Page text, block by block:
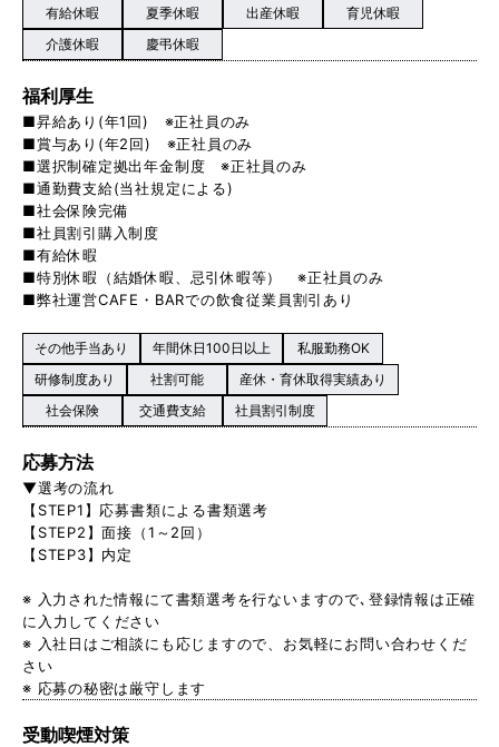
有給休暇 夏季休暇 出産休暇
育児休暇
介護休暇
慶弔休暇
福利厚生
■昇給あり(年1回) ※正社員のみ
■賞与あり(年2回) ※正社員のみ
■選択制確定拠出年金制度 ※正社員のみ
■通勤費支給(当社規定による)
■社会保険完備
■社員割引購入制度
■有給休暇
■特別休暇（結婚休暇、忌引休暇等） ※正社員のみ
■弊社運営CAFE・BARでの飲食従業員割引あり
その他手当あり 年間休日100日以上
私服勤務OK
研修制度あり
社割可能
産休・育休取得実績あり
社会保険
交通費支給 社員割引制度
応募方法
▼選考の流れ
【STEP1】応募書類による書類選考
【STEP2】面接（1～2回）
【STEP3】内定
※ 入力された情報にて書類選考を行ないますので､登録情報は正確
に入力してください
※ 入社日はご相談にも応じますので、お気軽にお問い合わせくだ
さい
※ 応募の秘密は厳守します
受動喫煙対策